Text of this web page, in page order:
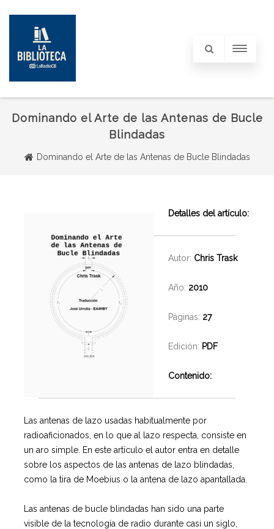
Dominando el Arte de las Antenas de Bucle
Blindadas
Dominando el Arte de las Antenas de Bucle Blindadas
Detalles del artículo:
Autor: Chris Trask
Año: 2010
Páginas: 27
Edición: PDF
Contenido:
Las antenas de lazo usadas habitualmente por
radioaficionados, en lo que al lazo respecta, consiste en
un aro simple. En este artículo el autor entra en detalle
sobre los aspectos de las antenas de lazo blindadas,
como la tira de Moebius o la antena de lazo apantallada.
Las antenas de bucle blindadas han sido una parte
visible de la tecnología de radio durante casi un siglo,